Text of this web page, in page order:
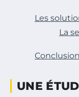
Les
La
UNE